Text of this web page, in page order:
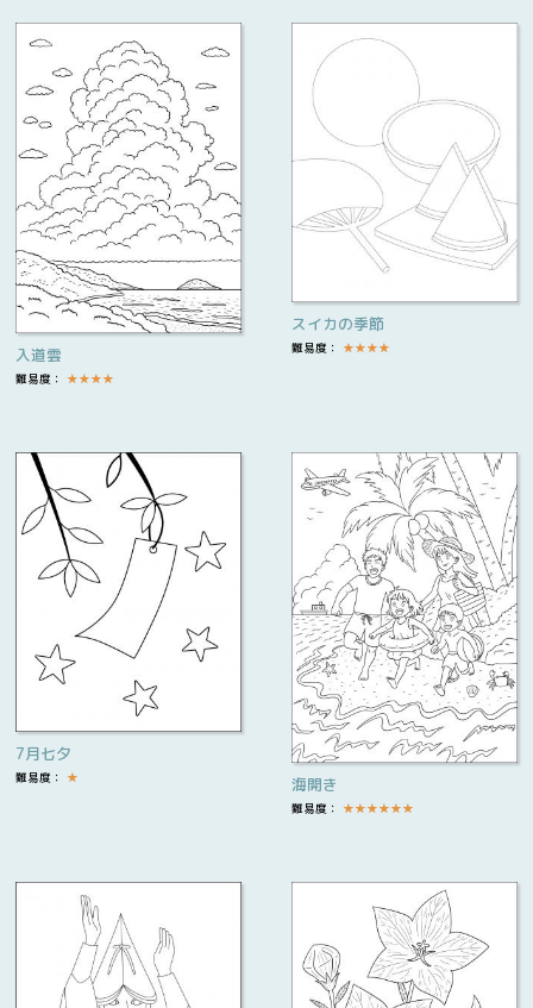
入道雲
難易度： ★★★★
スイカの季節
難易度： ★★★★
7月七夕
難易度： ★ 海開き
難易度： ★★★★★★